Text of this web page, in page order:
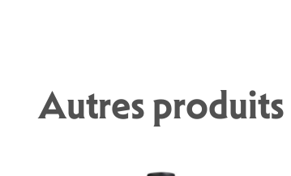
Autres produits